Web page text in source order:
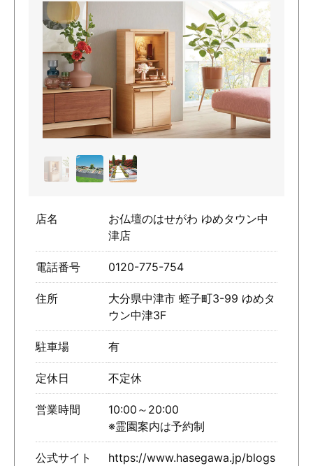
店名
お仏壇のはせがわ ゆめタウン中
津店
電話番号 0120-775-754
住所
大分県中津市 蛭子町3-99 ゆめタ
ウン中津3F
駐車場 有
定休日 不定休
営業時間
10:00～20:00
※霊園案内は予約制
公式サイト
https://www.hasegawa.jp/blogs